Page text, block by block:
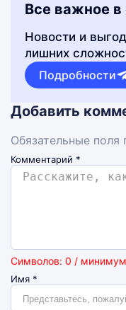
Все важное
Новости и
лишних
Подробности
Добавить
Обязательные
Комментарий *
Символов: 0 /
Имя *